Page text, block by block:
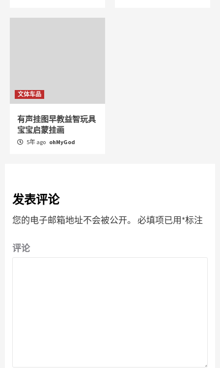
文体车品
有声挂图早教益智玩具
宝宝启蒙挂画
5年 ago ohMyGod
发表评论
您的电子邮箱地址不会被公开。 必填项已用*标注
评论